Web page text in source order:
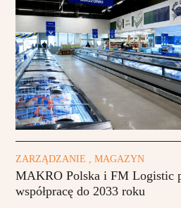
ZARZĄDZANIE , MAGAZYN
MAKRO Polska i FM Logistic
współpracę do 2033 roku